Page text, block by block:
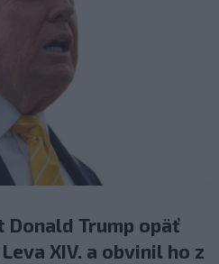
Trump opäť
XIV. a obvinil ho z